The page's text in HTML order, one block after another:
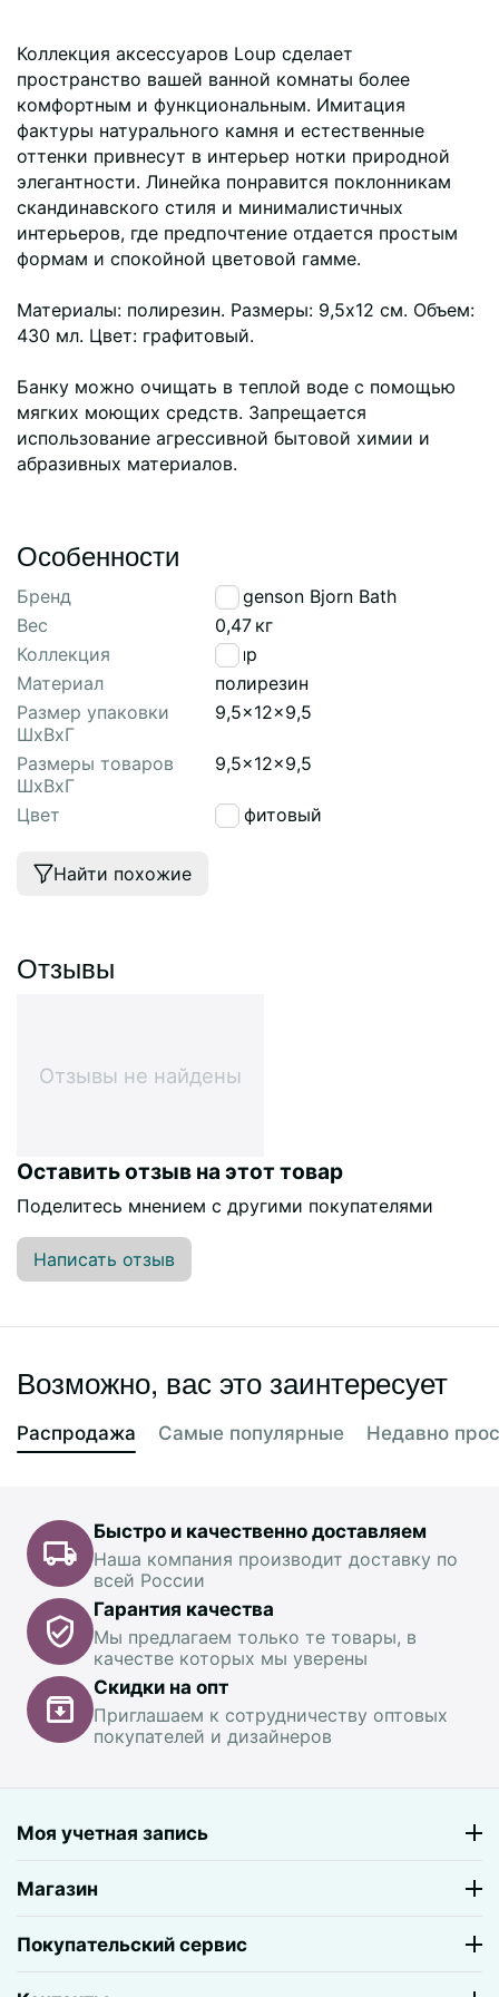
Коллекция аксессуаров Loup сделает
пространство вашей ванной комнаты более
комфортным и функциональным. Имитация
фактуры натурального камня и естественные
оттенки привнесут в интерьер нотки природной
элегантности. Линейка понравится поклонникам
скандинавского стиля и минималистичных
интерьеров, где предпочтение отдается простым
формам и спокойной цветовой гамме.
Материалы: полирезин. Размеры: 9,5х12 см. Объем:
430 мл. Цвет: графитовый.
Банку можно очищать в теплой воде с помощью
мягких моющих средств. Запрещается
использование агрессивной бытовой химии и
абразивных материалов.
Особенности
Бренд
Bergenson Bjorn Bath
Вес
0,47 кг
Коллекция
Loup
Материал
полирезин
Размер упаковки
ШхВхГ
9,5x12x9,5
Размеры товаров
ШхВхГ
9,5x12x9,5
Цвет графитовый
Найти похожие
Отзывы
Отзывы не найдены
Оставить отзыв на этот товар
Поделитесь мнением с другими покупателями
Написать отзыв
Возможно, вас это заинтересует
Распродажа Самые популярные Недавно
Быстро и качественно доставляем
Наша компания производит доставку по
всей России
Гарантия качества
Мы предлагаем только те товары, в
качестве которых мы уверены
Скидки на опт
Приглашаем к сотрудничеству оптовых
покупателей и дизайнеров
Моя учетная запись
Магазин
Покупательский сервис